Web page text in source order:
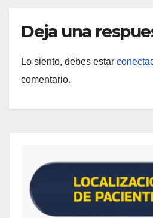
Deja una
Lo siento, debes estar
comentario.